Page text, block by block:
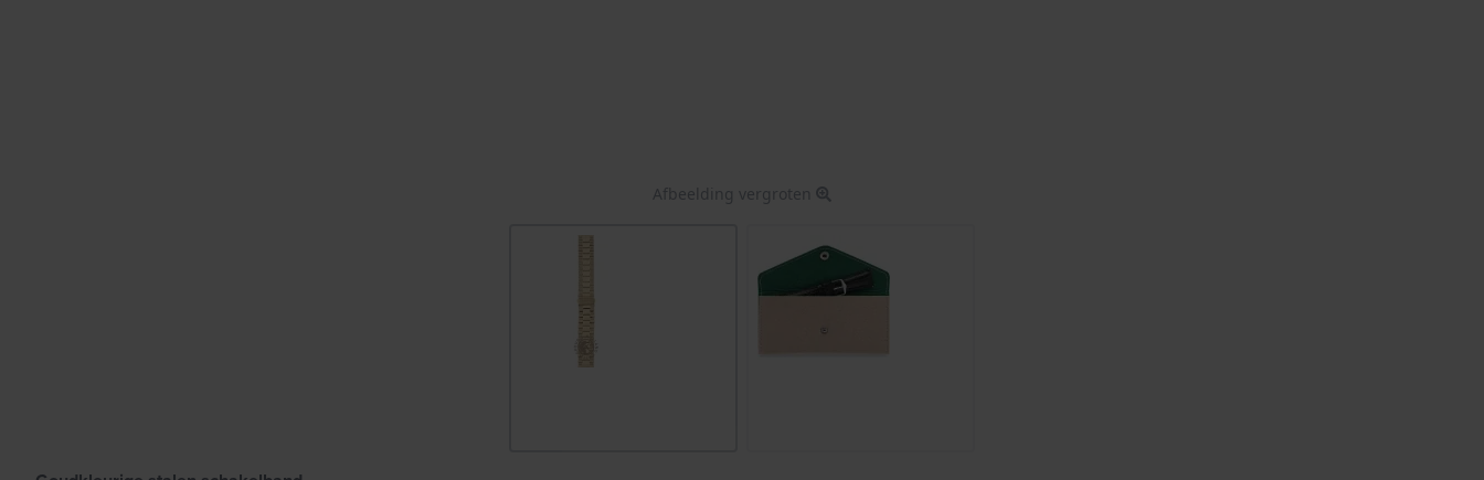
Afbeelding vergroten